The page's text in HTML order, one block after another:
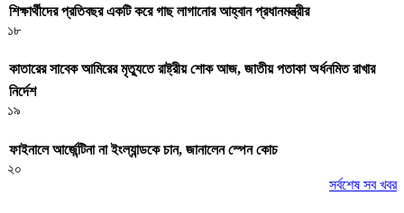
শিক্ষার্থীদের প্রতিবছর একটি করে গাছ লাগানোর আহ্বান প্রধানমন্ত্রীর
১৮
কাতারের সাবেক আমিরের মৃত্যুতে রাষ্ট্রীয় শোক আজ, জাতীয় পতাকা অর্ধনমিত রাখার
নির্দেশ
১৯
ফাইনালে আর্জেন্টিনা না ইংল্যান্ডকে চান, জানালেন স্পেন কোচ
২০
সর্বশেষ সব খবর